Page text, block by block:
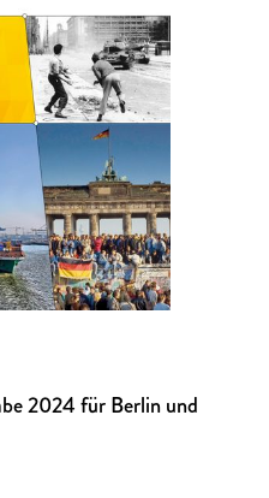
2024 für Berlin und